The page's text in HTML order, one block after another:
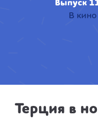
Выпуск
В
Терция в